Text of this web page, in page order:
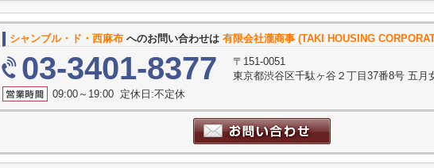
シャンブル・ド・西麻布 へのお問い合わせは 有限会社瀧商事 (TAKI HOUSING
03-3401-8377
〒151-0051
東京都渋谷区千駄ヶ谷２丁目37番8号 五月
09:00～19:00 定休日:不定休